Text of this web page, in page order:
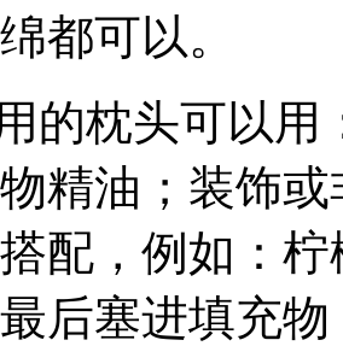
都可以。
的枕头可以用
精油；装饰
配，例如：
后塞进填充